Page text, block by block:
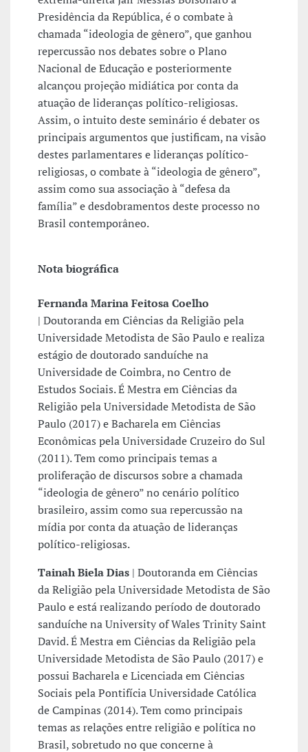
Presidência da República, é o combate à
chamada “ideologia de gênero”, que ganhou
repercussão nos debates sobre o Plano
Nacional de Educação e posteriormente
alcançou projeção midiática por conta da
atuação de lideranças político-religiosas.
Assim, o intuito deste seminário é debater os
principais argumentos que justificam, na visão
destes parlamentares e lideranças político-
religiosas, o combate à “ideologia de gênero”,
assim como sua associação à “defesa da
família” e desdobramentos deste processo no
Brasil contemporâneo.
Nota biográfica
Fernanda Marina Feitosa Coelho
| Doutoranda em Ciências da Religião pela
Universidade Metodista de São Paulo e realiza
estágio de doutorado sanduíche na
Universidade de Coimbra, no Centro de
Estudos Sociais. É Mestra em Ciências da
Religião pela Universidade Metodista de São
Paulo (2017) e Bacharela em Ciências
Econômicas pela Universidade Cruzeiro do Sul
(2011). Tem como principais temas a
proliferação de discursos sobre a chamada
“ideologia de gênero” no cenário político
brasileiro, assim como sua repercussão na
mídia por conta da atuação de lideranças
político-religiosas.
Tainah Biela Dias | Doutoranda em Ciências
da Religião pela Universidade Metodista de São
Paulo e está realizando período de doutorado
sanduíche na University of Wales Trinity Saint
David. É Mestra em Ciências da Religião pela
Universidade Metodista de São Paulo (2017) e
possui Bacharela e Licenciada em Ciências
Sociais pela Pontifícia Universidade Católica
de Campinas (2014). Tem como principais
temas as relações entre religião e política no
Brasil, sobretudo no que concerne à